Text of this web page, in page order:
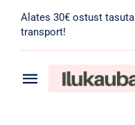
content
Alates 30€ ostust tasuta
transport!
for:
Toggle